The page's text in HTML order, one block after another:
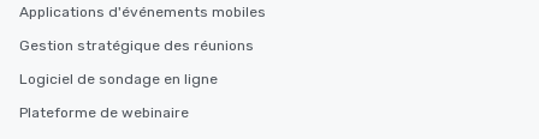
Applications d'événements mobiles
Gestion stratégique des réunions
Logiciel de sondage en ligne
Plateforme de webinaire